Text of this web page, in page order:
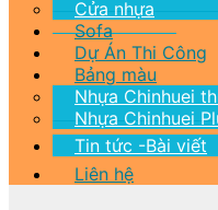
Cửa nhựa
Sofa
Dự Án Thi Công
Bảng màu
Nhựa Chinhuei
Nhựa Chinhuei
Tin tức -Bài viết
Liên hệ